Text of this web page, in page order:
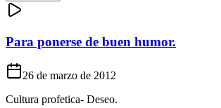
Para ponerse de buen humor.
26 de marzo de 2012
Cultura profetica- Deseo.